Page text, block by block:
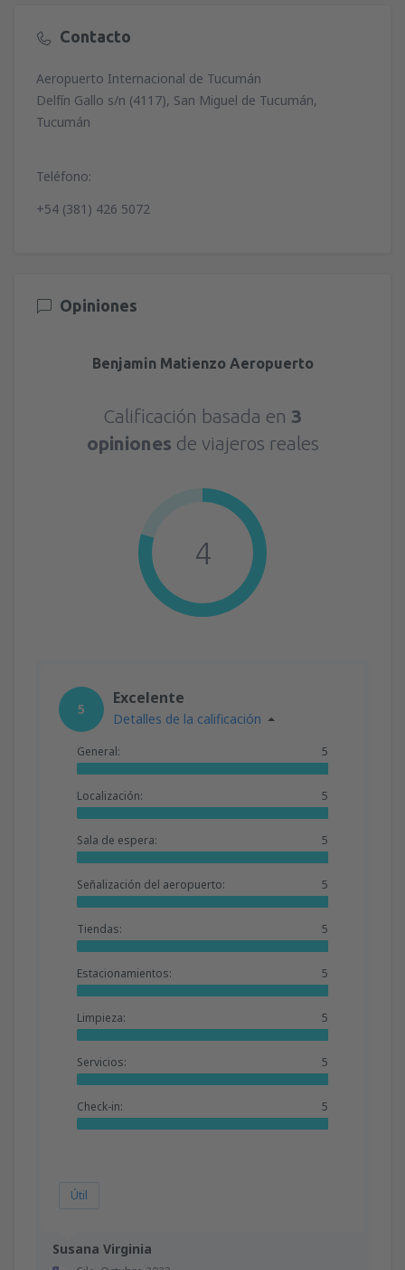
Contacto
Aeropuerto Internacional de Tucumán
Delfín Gallo s/n (4117), San Miguel de Tucumán,
Tucumán
Teléfono:
+54 (381) 426 5072
Opiniones
Benjamin Matienzo Aeropuerto
Calificación basada en 3
opiniones de viajeros reales
4
Susana Virginia
5
Excelente
Detalles de la calificación
General: 5
Localización: 5
Sala de espera: 5
Señalización del aeropuerto: 5
Tiendas: 5
Estacionamientos: 5
Limpieza: 5
Servicios: 5
Check-in: 5
Útil